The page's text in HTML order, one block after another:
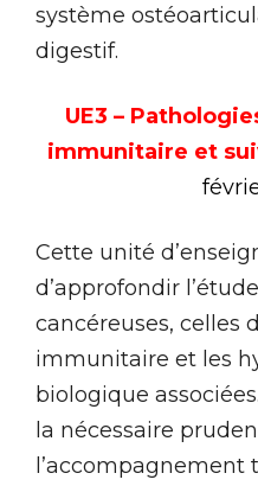
système
digestif.
UE3 –
immunitaire et
Cette unité
d’approfondir
cancéreuses, celles
immunitaire et les
biologique
la nécessaire